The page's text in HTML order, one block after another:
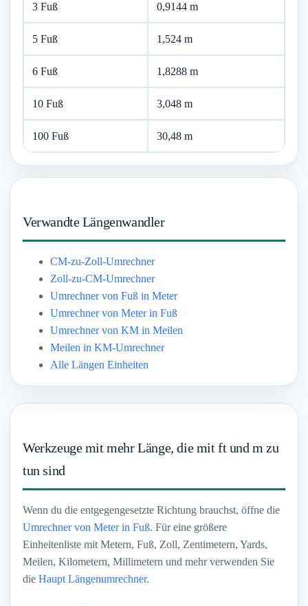
3 Fuß 0,9144 m
5 Fuß 1,524 m
6 Fuß 1,8288 m
10 Fuß 3,048 m
100 Fuß 30,48 m
Verwandte Längenwandler
CM-zu-Zoll-Umrechner
Zoll-zu-CM-Umrechner
Umrechner von Fuß in Meter
Umrechner von Meter in Fuß
Umrechner von KM in Meilen
Meilen in KM-Umrechner
Alle Längen Einheiten
Werkzeuge mit mehr Länge, die mit ft und m zu
tun sind
Wenn du die entgegengesetzte Richtung brauchst, öffne die
Umrechner von Meter in Fuß. Für eine größere
Einheitenliste mit Metern, Fuß, Zoll, Zentimetern, Yards,
Meilen, Kilometern, Millimetern und mehr verwenden Sie
die Haupt Längenumrechner.